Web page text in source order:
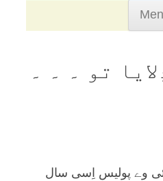
content
تو ۔ ۔ ۔
وے پوليس اِسی سال